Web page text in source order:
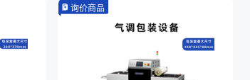
询价商品